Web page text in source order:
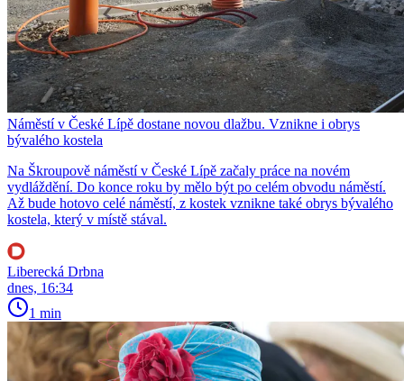
Náměstí v České Lípě dostane novou dlažbu. Vznikne i obrys
bývalého kostela
Na Škroupově náměstí v České Lípě začaly práce na novém
vydláždění. Do konce roku by mělo být po celém obvodu náměstí.
Až bude hotovo celé náměstí, z kostek vznikne také obrys bývalého
kostela, který v místě stával.
Liberecká Drbna
dnes, 16:34
1 min